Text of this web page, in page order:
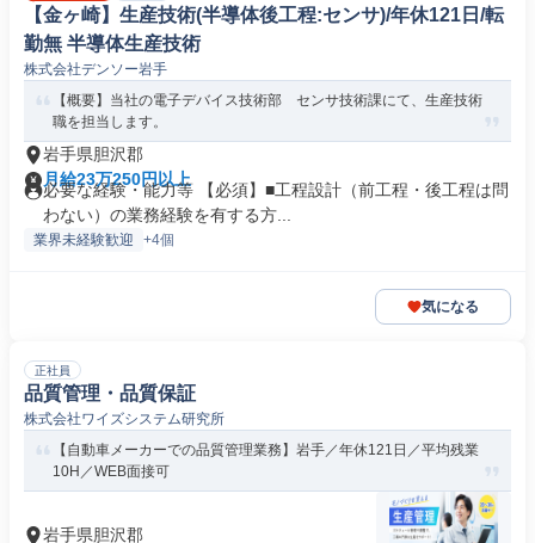
【金ヶ崎】生産技術(半導体後工程:センサ)/年休121日/転
勤無 半導体生産技術
株式会社デンソー岩手
【概要】当社の電子デバイス技術部 センサ技術課にて、生産技術
職を担当します。
岩手県胆沢郡
月給23万250円以上
必要な経験・能力等 【必須】■工程設計（前工程・後工程は問
わない）の業務経験を有する方...
業界未経験歓迎 +4個
気になる
正社員
品質管理・品質保証
株式会社ワイズシステム研究所
【自動車メーカーでの品質管理業務】岩手／年休121日／平均残業
10H／WEB面接可
岩手県胆沢郡